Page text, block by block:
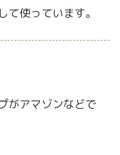
使っています。
がアマゾンなどで